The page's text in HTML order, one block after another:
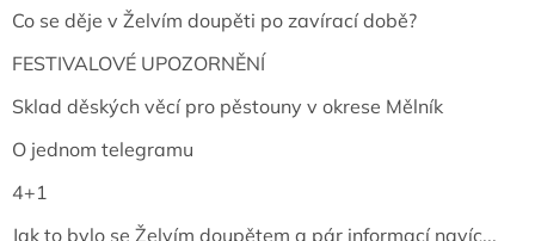
Co se děje v Želvím doupěti po zavírací době?
FESTIVALOVÉ UPOZORNĚNÍ
Sklad děských věcí pro pěstouny v okrese Mělník
O jednom telegramu
4+1
Jak to bylo se Želvím doupětem a pár informací navíc...